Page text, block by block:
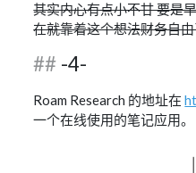
其实内心有点小不甘 要是
在就靠着这个想法财务自
-4-
Roam Research 的地址在
一个在线使用的笔记应用。